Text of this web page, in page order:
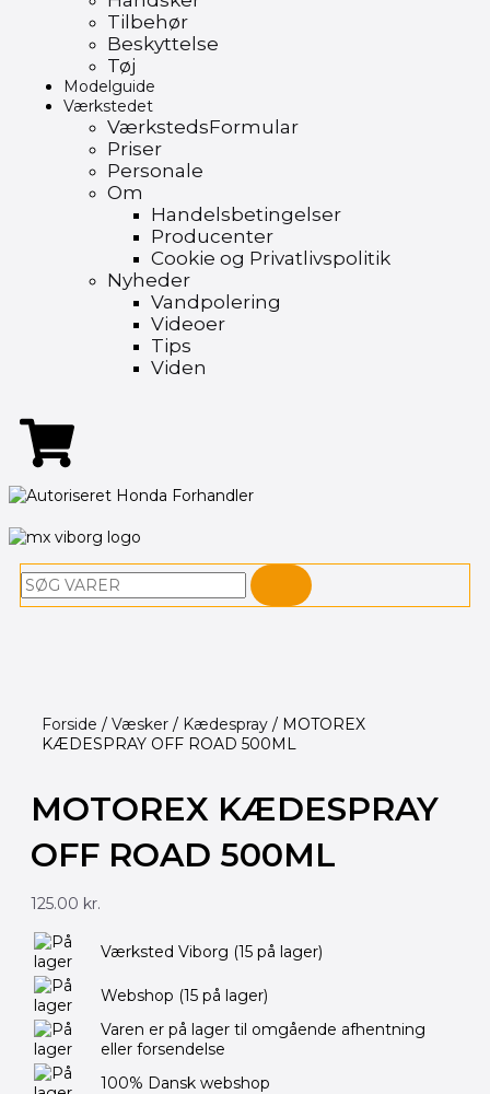
Tilbehør
Beskyttelse
Tøj
Modelguide
Værkstedet
VærkstedsFormular
Priser
Personale
Om
Handelsbetingelser
Producenter
Cookie og Privatlivspolitik
Nyheder
Vandpolering
Videoer
Tips
Viden
Søg
Forside / Væsker / Kædespray / MOTOREX
KÆDESPRAY OFF ROAD 500ML
MOTOREX KÆDESPRAY
OFF ROAD 500ML
125.00 kr.
Værksted Viborg (15 på lager)
Webshop (15 på lager)
Varen er på lager til omgående afhentning
eller forsendelse
100% Dansk webshop
MOTOREX
KÆDESPRAY
OFF
ROAD
500ML
antal